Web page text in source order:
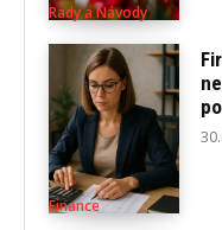
Rady a Návody
Finance